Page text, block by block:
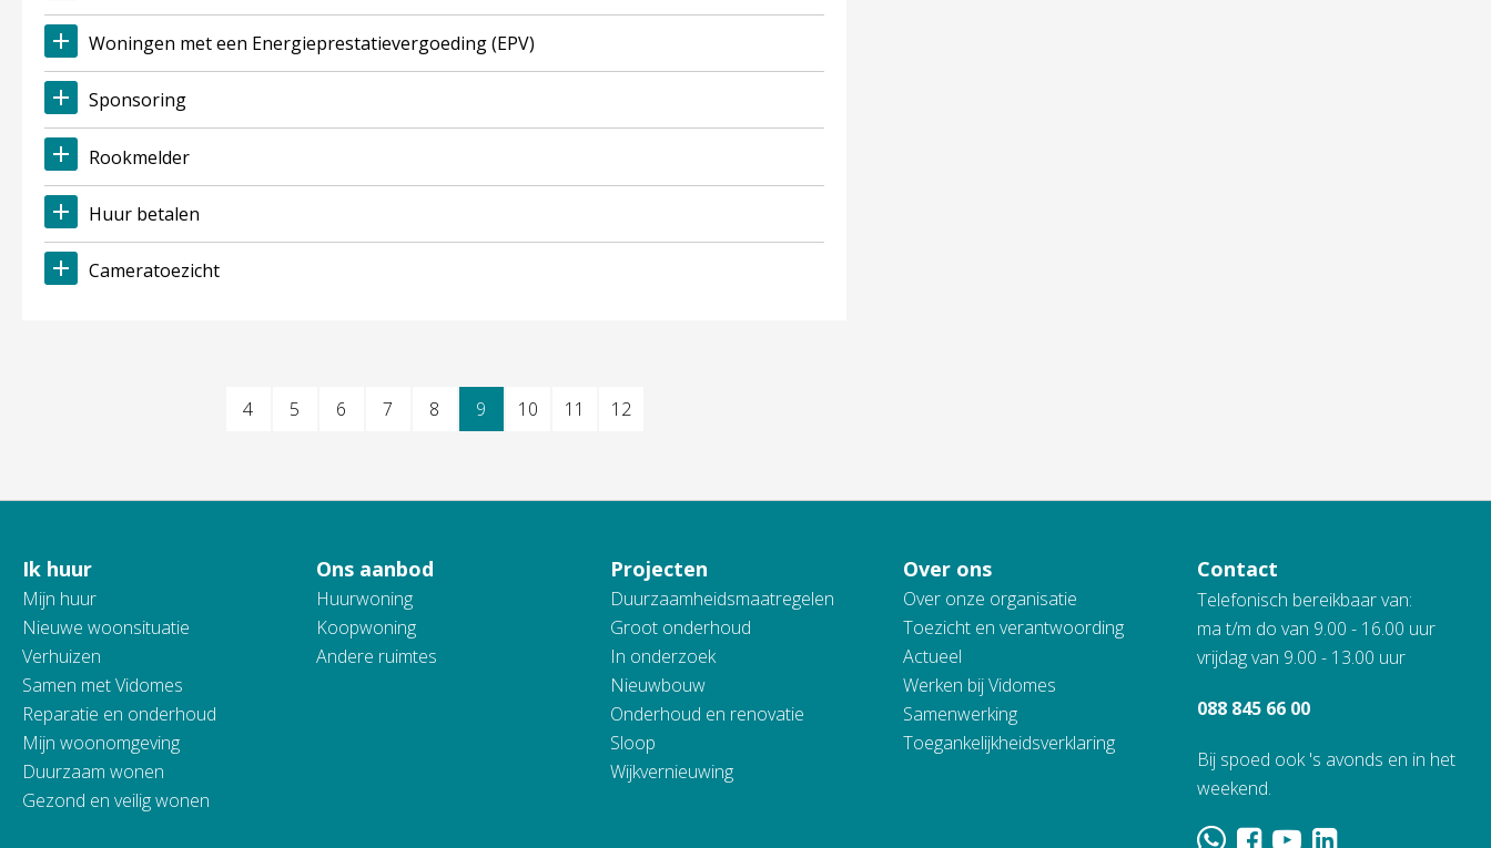
Woningen met een Energieprestatievergoeding (EPV)
Sponsoring
Rookmelder
Huur betalen
Cameratoezicht
Selecteer een pagina
4 5 6 7 8 9 10 11 12
Contactinformatie
Ik huur
Mijn huur
Nieuwe woonsituatie
Verhuizen
Samen met Vidomes
Reparatie en onderhoud
Mijn woonomgeving
Duurzaam wonen
Gezond en veilig wonen
Ons aanbod
Huurwoning
Koopwoning
Andere ruimtes
Projecten
Duurzaamheidsmaatregelen
Groot onderhoud
In onderzoek
Nieuwbouw
Onderhoud en renovatie
Sloop
Wijkvernieuwing
Over ons
Over onze organisatie
Toezicht en verantwoording
Actueel
Werken bij Vidomes
Samenwerking
Toegankelijkheidsverklaring
Contact
Telefonisch bereikbaar van:
ma t/m do van 9.00 - 16.00 uur
vrijdag van 9.00 - 13.00 uur
088 845 66 00
Bij spoed ook 's avonds en in het
weekend.